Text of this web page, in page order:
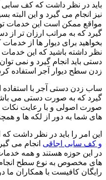
باید در نظر داشت که کف
نیز انجام می گیرد و این
مواقع ممکن است این خدمات
گیرد که به مراتب ارزان تر
بخواهید برای دیوار ها از
نظر داشته باشید که این
دستی باید انجام گیرد و نمی
زدن سطح دیوار آجر استفاده
ساب زدن دستی آجر با
گیرد که به صورت دستی می
صورت اصولی و با رعایت نکات
های شما به دور از لکه ها و
این امر را باید در نظر داشت
و کف سابی اجاقی انجام می
در این حوزه هستند و همه خدمات
های مخصوص به نوع سطح
رایگان کافیست با همکاران